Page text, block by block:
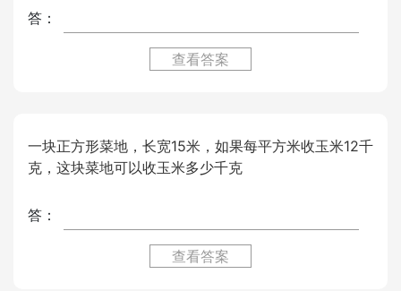
答：
查看答案
一块正方形菜地，长宽15米，如果每平方米收玉米12千
克，这块菜地可以收玉米多少千克
答：
查看答案